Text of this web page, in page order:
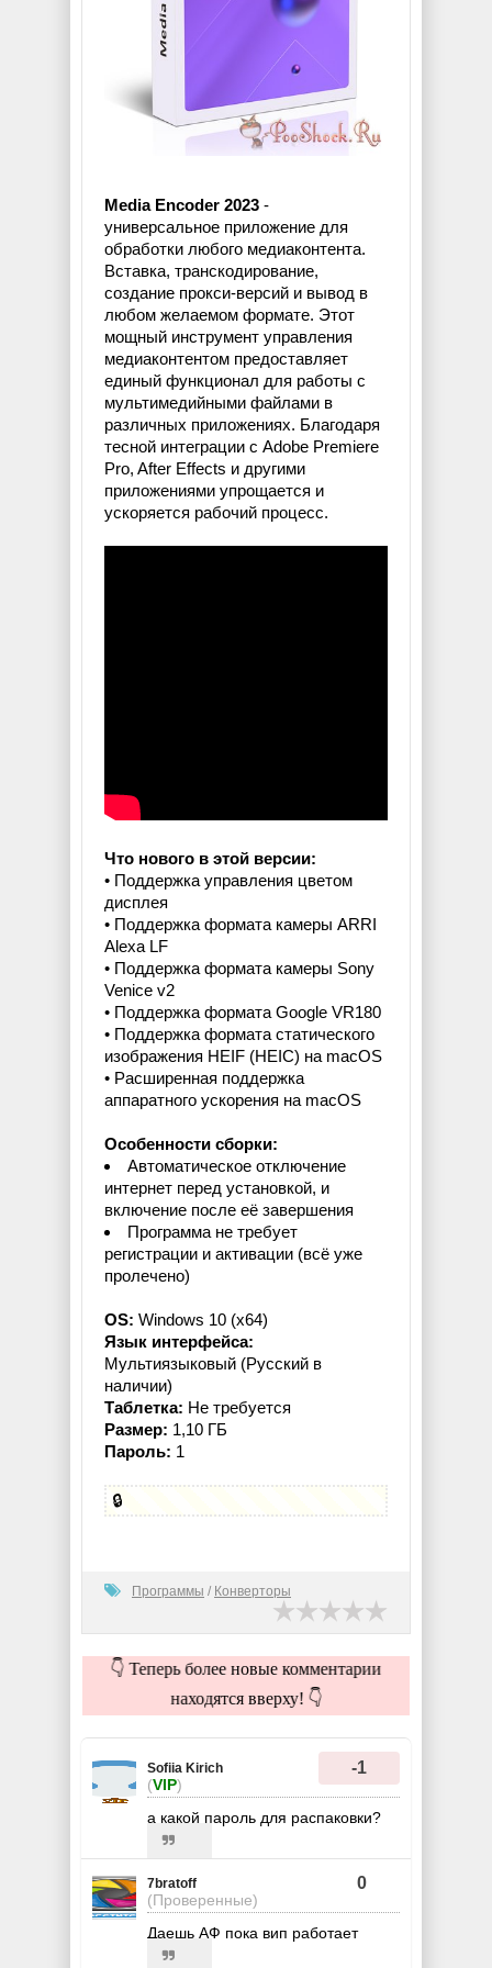
Media Encoder 2023 -
универсальное приложение для
обработки любого медиаконтента.
Вставка, транскодирование,
создание прокси-версий и вывод в
любом желаемом формате. Этот
мощный инструмент управления
медиаконтентом предоставляет
единый функционал для работы с
мультимедийными файлами в
различных приложениях. Благодаря
тесной интеграции с Adobe Premiere
Pro, After Effects и другими
приложениями упрощается и
ускоряется рабочий процесс.
Что нового в этой версии:
• Поддержка управления цветом
дисплея
• Поддержка формата камеры ARRI
Alexa LF
• Поддержка формата камеры Sony
Venice v2
• Поддержка формата Google VR180
• Поддержка формата статического
изображения HEIF (HEIC) на macOS
• Расширенная поддержка
аппаратного ускорения на macOS
Особенности сборки:
Автоматическое отключение
интернет перед установкой, и
включение после её завершения
Программа не требует
регистрации и активации (всё уже
пролечено)
OS: Windows 10 (x64)
Язык интерфейса:
Мультиязыковый (Русский в
наличии)
Таблетка: Не требуется
Размер: 1,10 ГБ
Пароль: 1
🔒
Программы / Конверторы
👇 Теперь более новые комментарии
находятся вверху! 👇
Sofiia Kirich
(VIP)
-1
а какой пароль для распаковки?
7bratoff
(Проверенные)
0
Даешь АФ пока вип работает